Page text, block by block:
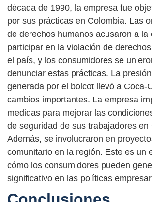
década de 1990, la empresa fue
por sus prácticas en Colombia. Las
de derechos humanos acusaron a la
participar en la violación de
el país, y los consumidores se
denunciar estas prácticas. La
generada por el boicot llevó a Coca-
cambios importantes. La empresa
medidas para mejorar las
de seguridad de sus trabajadores en
Además, se involucraron en
comunitario en la región. Este es un
cómo los consumidores pueden
significativo en las políticas